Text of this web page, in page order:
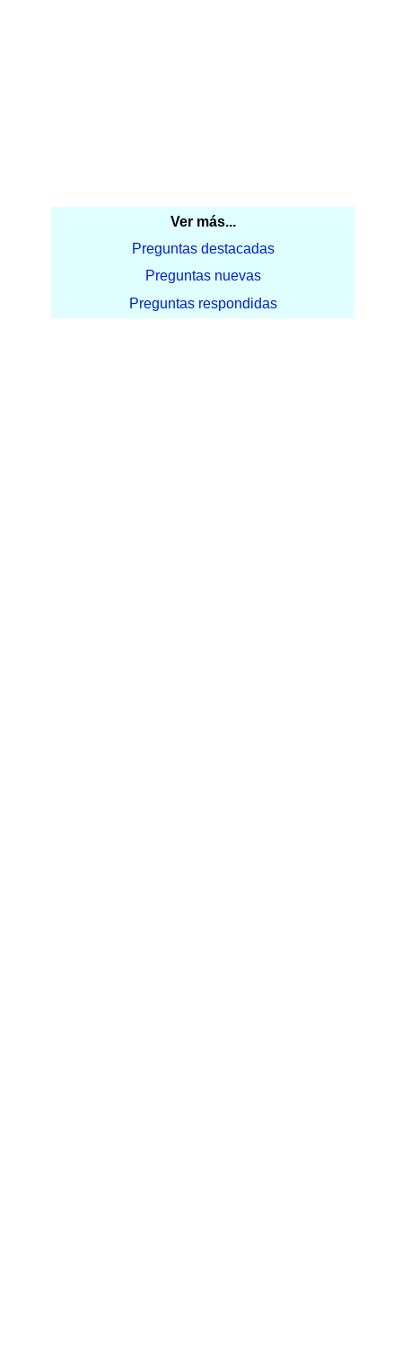
Ver más...
Preguntas destacadas
Preguntas nuevas
Preguntas respondidas